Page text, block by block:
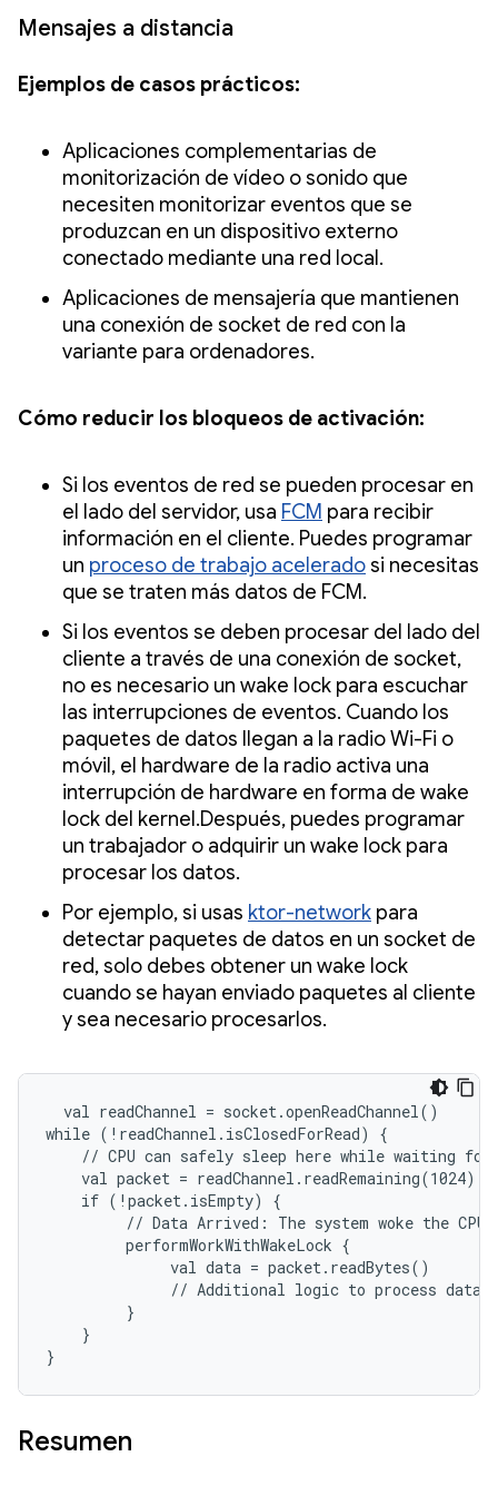
Mensajes a distancia
Ejemplos de casos prácticos:
Aplicaciones complementarias de
monitorización de vídeo o sonido que
necesiten monitorizar eventos que se
produzcan en un dispositivo externo
conectado mediante una red local.
Aplicaciones de mensajería que mantienen
una conexión de socket de red con la
variante para ordenadores.
Cómo reducir los bloqueos de activación:
Si los eventos de red se pueden procesar en
el lado del servidor, usa FCM para recibir
información en el cliente. Puedes programar
un proceso de trabajo aceleradosi necesitas
que se traten más datos de FCM.
Si los eventos se deben procesar del lado del
cliente a través de una conexión de socket,
no es necesario un wake lock para escuchar
las interrupciones de eventos. Cuando los
paquetes de datos llegan a la radio Wi-Fi o
móvil, el hardware de la radio activa una
interrupción de hardware en forma de wake
lock del kernel.Después, puedes programar
un trabajador o adquirir un wake lock para
procesar los datos.
Por ejemplo, si usas ktor-network para
detectar paquetes de datos en un socket de
red, solo debes obtener un wake lock
cuando se hayan enviado paquetes al cliente
y sea necesario procesarlos.
  val readChannel = socket.openReadChannel()
while (!readChannel.isClosedForRead) {
// CPU can safely sleep here while waiting for
    val packet = readChannel.readRemaining(1024)
    if (!packet.isEmpty) {
// Data Arrived: The system woke the
         performWorkWithWakeLock {
              val data = packet.readBytes()
// Additional logic to process data
         }
    }
}
Resumen